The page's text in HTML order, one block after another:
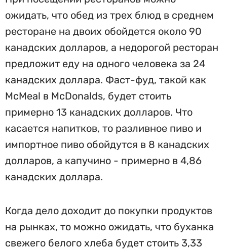
ожидать, что обед из трех блюд в среднем
ресторане на двоих обойдется около 90
канадских долларов, а недорогой ресторан
предложит еду на одного человека за 24
канадских доллара. Фаст-фуд, такой как
McMeal в McDonalds, будет стоить
примерно 13 канадских долларов. Что
касается напитков, то разливное пиво и
импортное пиво обойдутся в 8 канадских
долларов, а капучино - примерно в 4,86
канадских доллара.
Когда дело доходит до покупки продуктов
на рынках, то можно ожидать, что буханка
свежего белого хлеба будет стоить 3,33